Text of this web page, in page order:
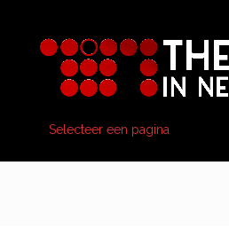
Selecteer een pagina